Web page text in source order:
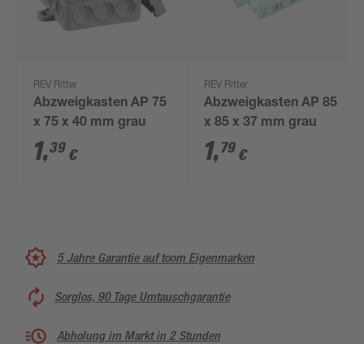
REV Ritter
Abzweigkasten AP 75
x 75 x 40 mm grau
1,39 €
REV Ritter
Abzweigkasten AP 85
x 85 x 37 mm grau
1,79 €
5 Jahre Garantie auf toom Eigenmarken
Sorglos, 90 Tage Umtauschgarantie
Abholung im Markt in 2 Stunden